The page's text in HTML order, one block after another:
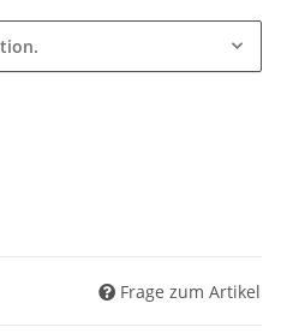
Frage zum Artikel